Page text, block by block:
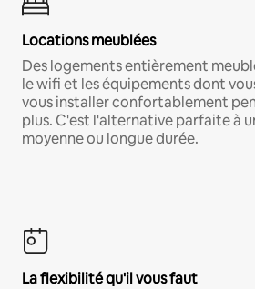
Locations meublées
Des logements entièrement
le wifi et les équipements dont
vous installer confortablement
plus. C'est l'alternative parfaite à
moyenne ou longue durée.
La flexibilité qu'il vous faut